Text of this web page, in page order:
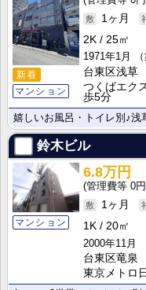
新着
マンション
1ヶ月
2K
25㎡
1971年1月
台東区浅草
つくばエク
歩5分
鈴木ビル
マンション
6.8万円
0円
1ヶ月
1K
20㎡
2000年11月
台東区竜泉
東京メトロ